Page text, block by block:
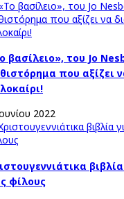
βασίλειο», του Jo
που αξίζει
2022
φίλους